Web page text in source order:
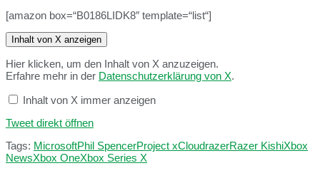
[amazon box=“B0186LIDK8″ template=“list“]
Inhalt von X anzeigen
Hier klicken, um den Inhalt von X anzuzeigen.
Erfahre mehr in der Datenschutzerklärung von X.
Inhalt von X immer anzeigen
Tweet direkt öffnen
Tags: MicrosoftPhil SpencerProject xCloudrazerRazer KishiXbox
NewsXbox OneXbox Series X